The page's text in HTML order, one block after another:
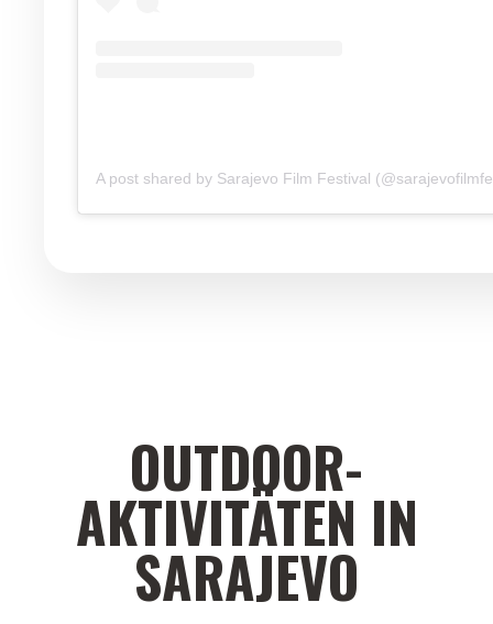
A post shared by Sarajevo Film Festival
OUTDOOR-
AKTIVITÄTEN IN
SARAJEVO